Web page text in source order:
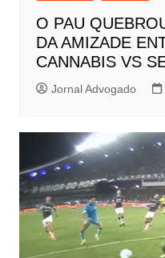
O PAU
DA AMIZADE
CANNABIS VS
Jornal Advogado